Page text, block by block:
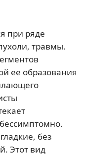
при ряде
травмы.
ее образования
без
Этот вид